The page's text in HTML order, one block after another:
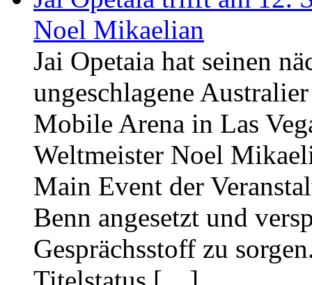
Noel Mikaelian
Jai Opetaia hat seinen
ungeschlagene
Mobile Arena in Las
Weltmeister Noel
Main Event der
Benn angesetzt und
Gesprächsstoff zu